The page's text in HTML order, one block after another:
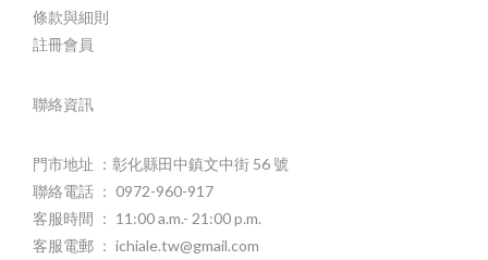
條款與細則
註冊會員
聯絡資訊
門市地址 ：彰化縣田中鎮文中街 56 號
聯絡電話 ： 0972-960-917
客服時間 ： 11:00 a.m.- 21:00 p.m.
客服電郵 ： ichiale.tw@gmail.com